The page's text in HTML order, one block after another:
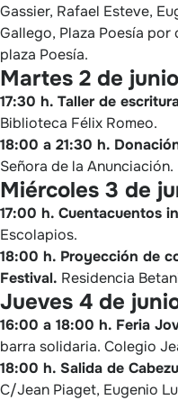
Gassier, Rafael Esteve,
Gallego, Plaza Poesía por
plaza Poesía.
Martes 2 de
17:30 h. Taller de
Biblioteca Félix Romeo.
18:00 a 21:30 h.
Señora de la Anunciación.
Miércoles 3 de
17:00 h. Cuentacuentos
Escolapios.
18:00 h. Proyección de
Festival. Residencia
Jueves 4 de
16:00 a 18:00 h. Feria
barra solidaria. Colegio
18:00 h. Salida de
C/Jean Piaget, Eugenio